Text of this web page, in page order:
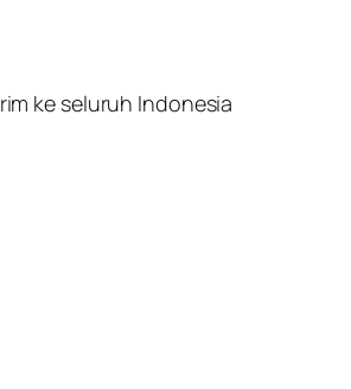
ke seluruh Indonesia